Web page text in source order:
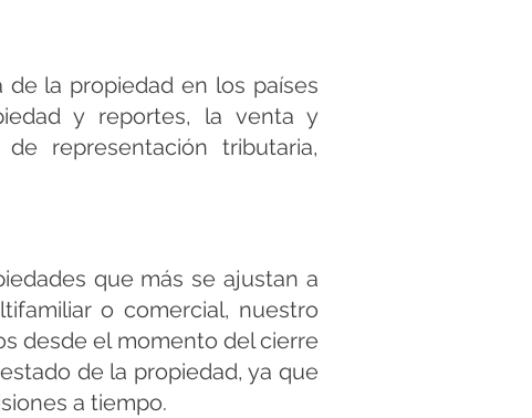
de la propiedad en los países
y reportes, la venta y
representación tributaria,
que más se ajustan a
o comercial, nuestro
desde el momento del cierre
de la propiedad, ya que
a tiempo.